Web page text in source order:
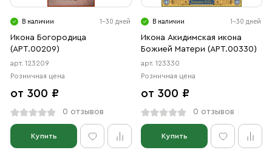
В наличии 1-30 дней
Икона Богородица
(АРТ.00209)
арт. 123209
Розничная цена
от 300 ₽
0 отзывов
Купить
В наличии 1-30 дней
Икона Акидимская икона
Божией Матери (АРТ.00330)
арт. 123330
Розничная цена
от 300 ₽
0 отзывов
Купить